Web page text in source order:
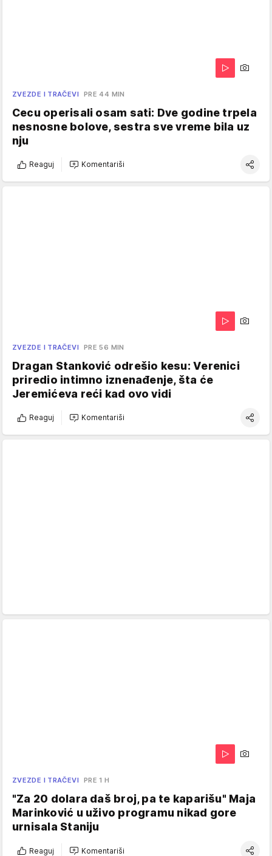
ZVEZDE I TRAČEVI PRE 44 MIN
Cecu operisali osam sati: Dve godine trpela
nesnosne bolove, sestra sve vreme bila uz
nju
Reaguj Komentariši
ZVEZDE I TRAČEVI PRE 56 MIN
Dragan Stanković odrešio kesu: Verenici
priredio intimno iznenađenje, šta će
Jeremićeva reći kad ovo vidi
Reaguj Komentariši
ZVEZDE I TRAČEVI PRE 1 H
"Za 20 dolara daš broj, pa te kaparišu" Maja
Marinković u uživo programu nikad gore
urnisala Staniju
Reaguj Komentariši